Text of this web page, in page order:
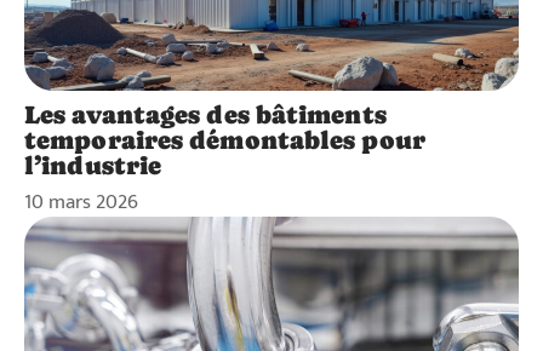
Les avantages des bâtiments
temporaires démontables pour
l’industrie
10 mars 2026